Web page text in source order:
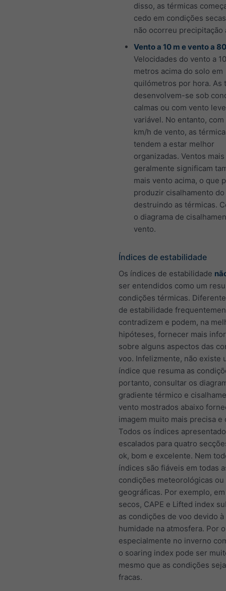
disso, as térmicas
cedo em condições
não ocorreu precipitação
Vento a 10 m e vento a
Velocidades do vento a
metros acima do solo em
quilómetros por hora. As
desenvolvem-se sob
calmas ou com vento
variável. No entanto, com
km/h de vento, as
tendem a estar melhor
organizadas. Ventos
geralmente significam
mais vento acima, o que
produzir cisalhamento
destruindo as térmicas.
o diagrama de
vento.
Índices de estabilidade
Os índices de estabilidade
ser entendidos como um
condições térmicas.
de estabilidade
contradizem e podem, na
hipóteses, fornecer mais
sobre alguns aspectos das
voo. Infelizmente, não existe
índice que resuma as
portanto, consultar os
gradiente térmico e
vento mostrados abaixo
imagem muito mais precisa e
Todos os índices
escalados para quatro
ok, bom e excelente. Nem
índices são fiáveis em todas
condições meteorológicas
geográficas. Por exemplo,
secos, CAPE e Lifted index
as condições de voo devido à
humidade na atmosfera. Por
especialmente no inverno
o soaring index pode ser
mesmo que as condições
fracas.